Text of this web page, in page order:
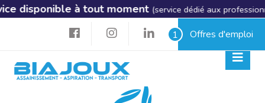
à tout moment(service dédié aux professionnels). Biajoux
1 Offres d'emploi